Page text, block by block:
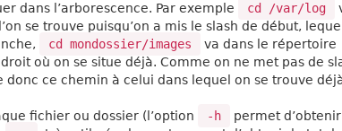
dans l’arborescence. Par exemple
cd /var/log
se trouve puisqu’on a mis le slash de début, lequel
cd mondossier/images
va dans le répertoire
où on se situe déjà. Comme on ne met pas de
donc ce chemin à celui dans lequel on se trouve
fichier ou dossier (l’option
-h
permet